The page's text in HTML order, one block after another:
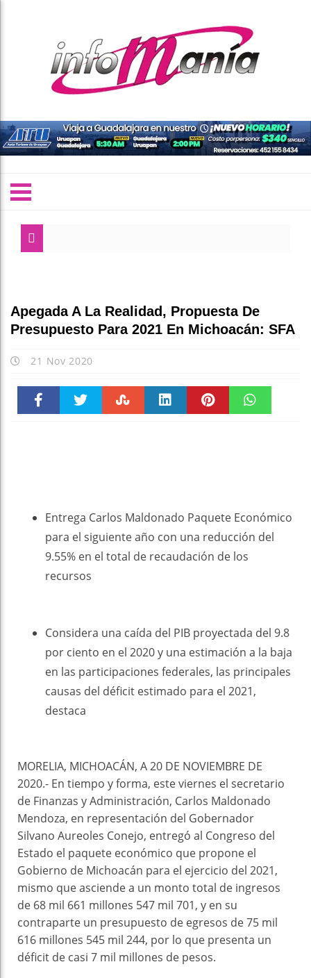
Apegada A La Realidad, Propuesta De
Presupuesto Para 2021 En Michoacán: SFA
21 Nov 2020
Entrega Carlos Maldonado Paquete Económico
para el siguiente año con una reducción del
9.55% en el total de recaudación de los
recursos
Considera una caída del PIB proyectada del 9.8
por ciento en el 2020 y una estimación a la baja
en las participaciones federales, las principales
causas del déficit estimado para el 2021,
destaca
MORELIA, MICHOACÁN, A 20 DE NOVIEMBRE DE
2020.- En tiempo y forma, este viernes el secretario
de Finanzas y Administración, Carlos Maldonado
Mendoza, en representación del Gobernador
Silvano Aureoles Conejo, entregó al Congreso del
Estado el paquete económico que propone el
Gobierno de Michoacán para el ejercicio del 2021,
mismo que asciende a un monto total de ingresos
de 68 mil 661 millones 547 mil 701, y en su
contraparte un presupuesto de egresos de 75 mil
616 millones 545 mil 244, por lo que presenta un
déficit de casi 7 mil millones de pesos.